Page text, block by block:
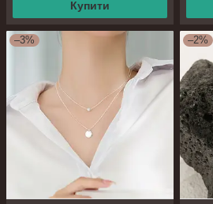
Купити
–3% –2%